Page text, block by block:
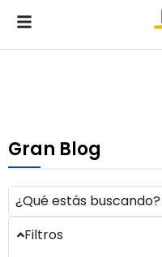
Gran Blog
Filtros